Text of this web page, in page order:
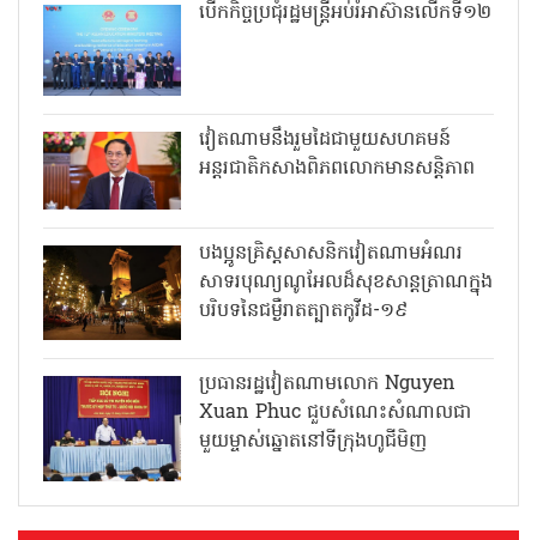
បើកកិច្ចប្រជុំរដ្ឋមន្ត្រីអប់រំអាស៊ានលើកទី១២
វៀតណាមនឹងរួមដៃជាមួយសហគមន៍
អន្តរជាតិកសាងពិភពលោកមានសន្តិភាព
បងប្អូនគ្រិស្តសាសនិកវៀតណាមអំណរ
សាទរបុណ្យណូអែលដ៏សុខសាន្តត្រាណក្នុង
បរិបទនៃជម្ងឺរាតត្បាតកូវីដ-១៩
ប្រធានរដ្ឋវៀតណាមលោក Nguyen
Xuan Phuc ជួបសំណេះសំណាលជា
មួយម្ចាស់ឆ្នោតនៅទីក្រុងហូជីមិញ